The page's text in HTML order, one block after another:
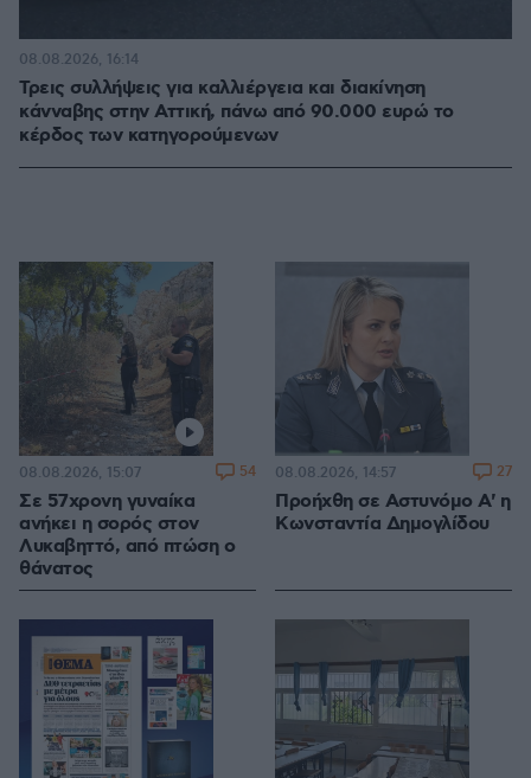
Τρεις συλλήψεις για καλλιέργεια και διακίνηση
κάνναβης στην Αττική, πάνω από 90.000 ευρώ το
κέρδος των κατηγορούμενων
08.08.2026, 16:14
Σε 57χρονη γυναίκα
ανήκει η σορός στον
Λυκαβηττό, από πτώση ο
θάνατος
08.08.2026, 15:07 54
Προήχθη σε Αστυνόμο Α' η
Κωνσταντία Δημογλίδου
08.08.2026, 14:57 27